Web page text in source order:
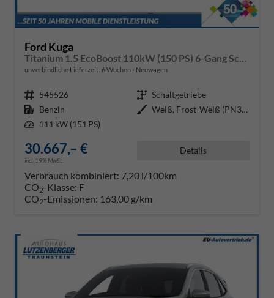
Ford Kuga
unverbindliche Lieferzeit: 6 Wochen Neuwagen
Fahrzeugnr. 545526 Getriebe Schaltgetriebe
Kraftstoff Benzin Außenfarbe
Weiß, Frost-Weiß (PN3GZ0)
Leistung 111 kW (151 PS)
30.667,– €
incl. 19% MwSt.
Details
Verbrauch kombiniert: 7,20 l/100km
CO2-Klasse: F
CO2-Emissionen: 163,00 g/km